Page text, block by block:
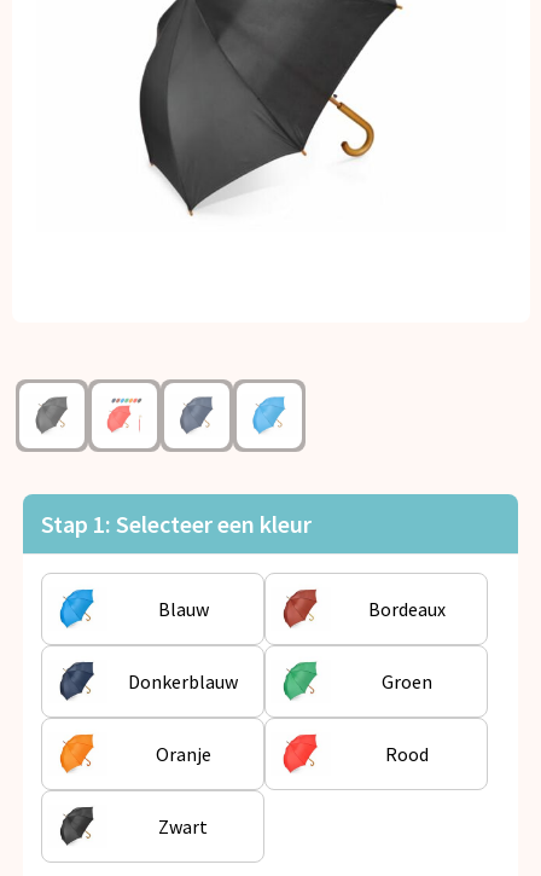
Kinderen, Peuters en Baby's
Klokken, horloges en weerstations
Lampen en Gereedschap
Reisbenodigdheden
Schrijfwaren
Sleutelhangers en Lanyards
Snoepgoed
Spellen voor binnen en buiten
Veiligheid, Auto en Fiets
Vrije tijd en Strand
Anti-stress
Stap 1: Selecteer een kleur
Blauw Bordeaux
Donkerblauw Groen
Oranje Rood
Zwart